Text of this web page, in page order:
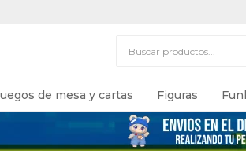
de mesa y cartas Figuras